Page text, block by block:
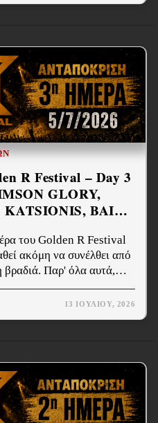
R Festival – Day 3
GLORY,
KATSIONIS, BAI…
του Golden R Festival
ακόμη να συνέλθει από
βραδιά. Παρ' όλα αυτά,…
13 ΙΟΥΛΊΟΥ, 2026